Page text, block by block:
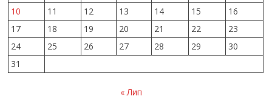
10
11 12 13 14 15
16
17
18 19 20 21 22
23
24
25 26 27 28 29
30
31
« Лип